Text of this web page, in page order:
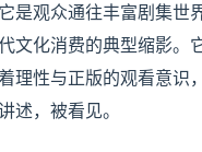
是观众通往丰富剧集世
文化消费的典型缩影。
理性与正版的观看意识
述，被看见。